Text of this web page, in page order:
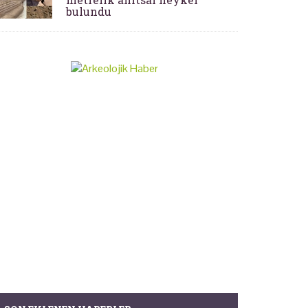
bulundu